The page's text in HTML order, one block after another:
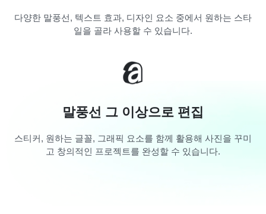
다양한 말풍선, 텍스트 효과, 디자인 요소 중에서 원하는 스타
일을 골라 사용할 수 있습니다.
말풍선 그 이상으로 편집
스티커, 원하는 글꼴, 그래픽 요소를 함께 활용해 사진을 꾸미
고 창의적인 프로젝트를 완성할 수 있습니다.